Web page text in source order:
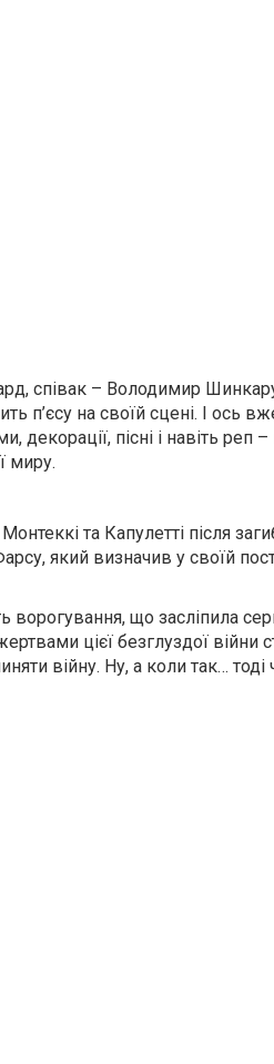
співак – Володимир
п’єсу на своїй сцені. І ось
пісні і навіть реп
миру.
та Капулетті після
який визначив у своїй
ворогування, що засліпила
цієї безглуздої війни
війну. Ну, а коли так…